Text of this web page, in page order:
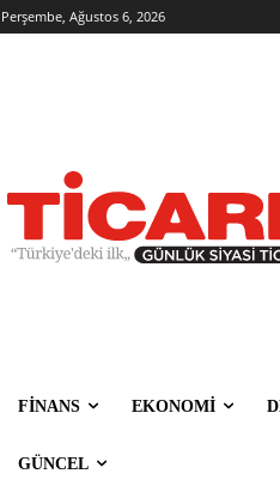
Perşembe, Ağustos 6, 2026
FİNANS EKONOMİ
GÜNCEL